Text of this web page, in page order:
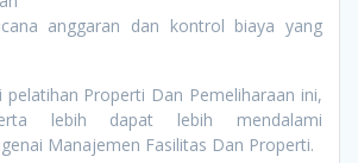
anggaran dan kontrol biaya yang
pelatihan Properti Dan Pemeliharaan ini,
lebih dapat lebih mendalami
Manajemen Fasilitas Dan Properti.